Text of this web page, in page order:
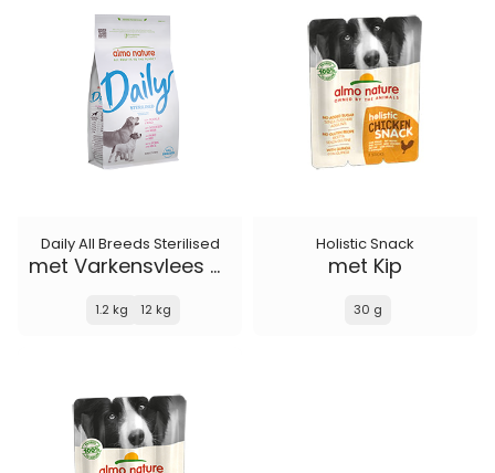
Daily All Breeds Sterilised
met Varkensvlees en Rijst
1.2 kg 12 kg
Holistic Snack
met Kip
30 g